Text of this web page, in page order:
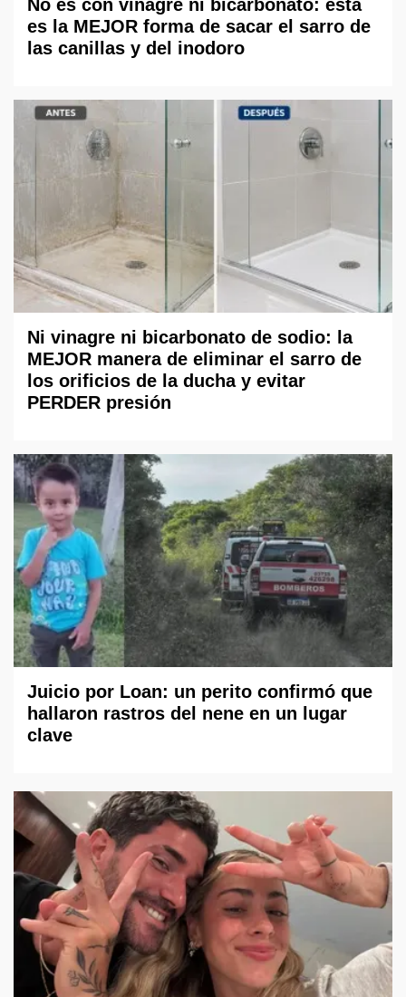
No es con vinagre ni bicarbonato: esta
es la MEJOR forma de sacar el sarro de
las canillas y del inodoro
Ni vinagre ni bicarbonato de sodio: la
MEJOR manera de eliminar el sarro de
los orificios de la ducha y evitar
PERDER presión
Juicio por Loan: un perito confirmó que
hallaron rastros del nene en un lugar
clave